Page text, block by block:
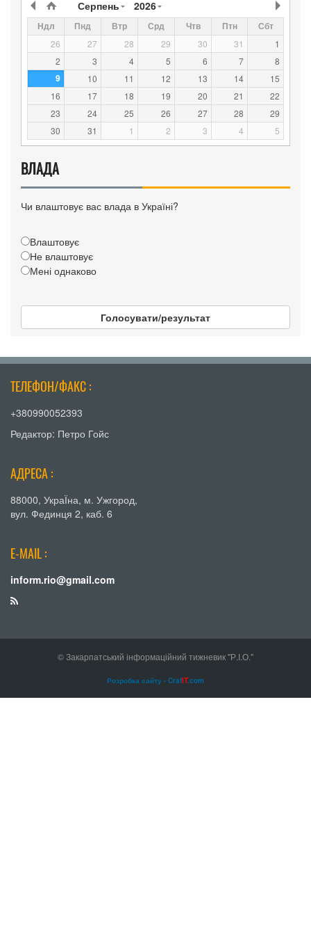
Серпень 2026
Ндл Пнд Втр Срд Чтв Птн Сбт
26 27 28 29 30 31
1
2
3 4 5 6 7 8
9 10 11 12 13 14
15
16
17 18 19 20 21
22
23
24 25 26 27 28
29
30
31 1 2 3 4 5
ВЛАДА
Чи влаштовує вас влада в Україні?
Влаштовує
Не влаштовує
Мені однаково
Голосувати/результат
ТЕЛЕФОН/ФАКС :
+380990052393
Редактор: Петро Гойс
АДРЕСА :
88000, УкраЇна, м. Ужгород,
вул. Фединця 2, каб. 6
E-MAIL :
inform.rio@gmail.com
© Закарпатський інформаційний тижневик "Р.І.О."
Розробка сайту - CrafIT.com